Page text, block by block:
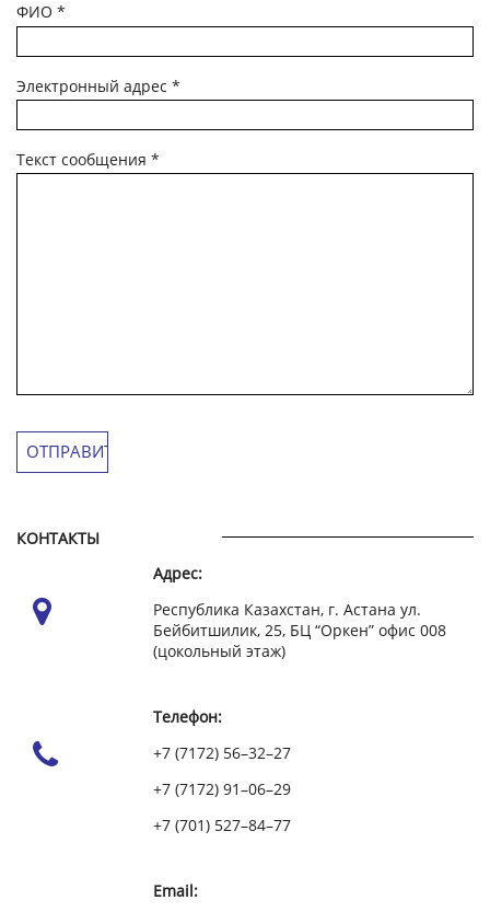
ФИО *
Электронный адрес *
Текст сообщения *
КОНТАКТЫ
Адрес:
Республика Казахстан, г. Астана ул.
Бейбитшилик, 25, БЦ “Оркен” офис 008
(цокольный этаж)
Телефон:
+7 (7172) 56–32–27
+7 (7172) 91–06–29
+7 (701) 527–84–77
Email: